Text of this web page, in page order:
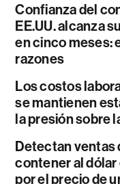
Confianza del
EE.UU. alcanza
en cinco meses:
razones
Los costos
se mantienen
la presión sobre
Detectan ventas
contener al dólar
por el precio de